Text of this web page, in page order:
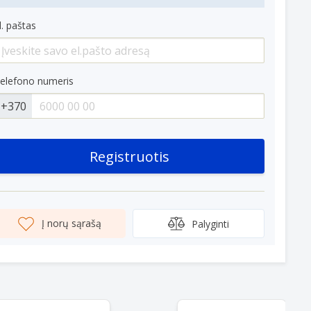
paštas
numeris
+370
Registruotis
Į norų sąrašą Palyginti